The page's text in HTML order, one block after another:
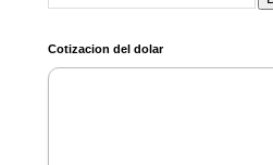
Cotizacion del dolar